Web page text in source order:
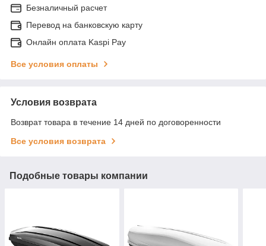
Безналичный расчет
Перевод на банковскую карту
Онлайн оплата Kaspi Pay
Все условия оплаты
Условия возврата
Возврат товара в течение 14 дней по договоренности
Все условия возврата
Подобные товары компании